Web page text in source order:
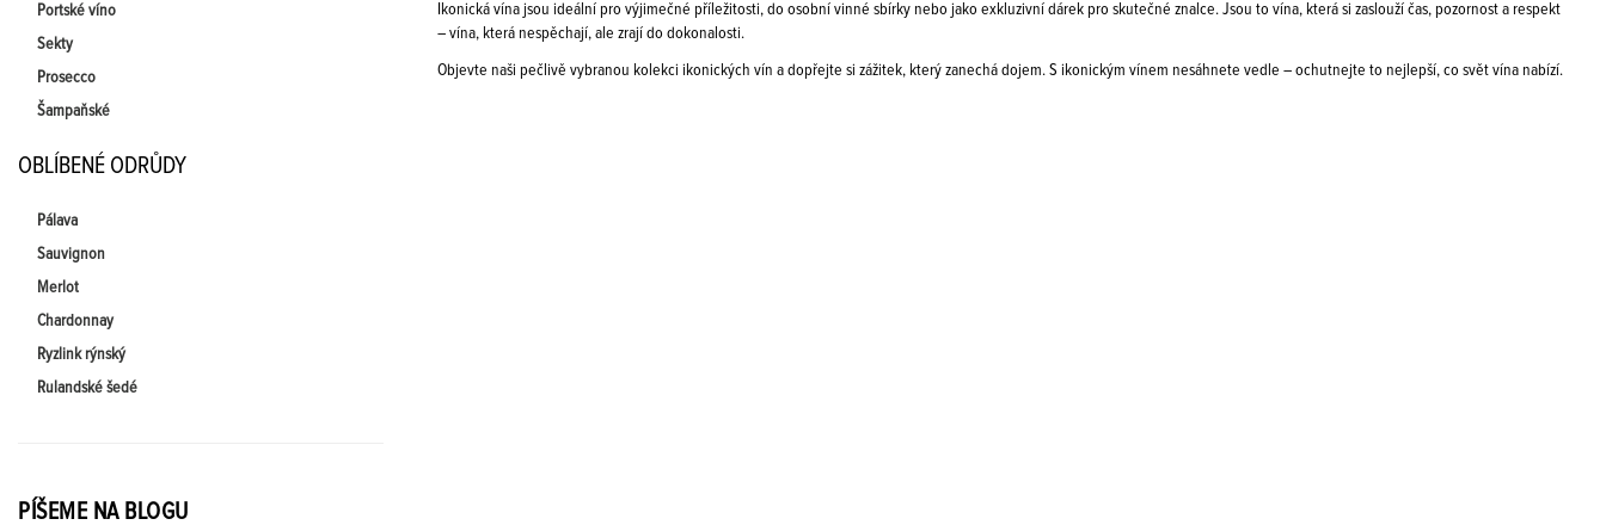
Portské víno
Sekty
Prosecco
Šampaňské
OBLÍBENÉ ODRŮDY
Pálava
Sauvignon
Merlot
Chardonnay
Ryzlink rýnský
Rulandské šedé
PÍŠEME NA BLOGU
Ikonická vína jsou ideální pro výjimečné příležitosti, do osobní vinné sbírky nebo jako exkluzivní dárek pro skutečné znalce. Jsou to vína, která si zaslouží čas, pozornost a respekt
– vína, která nespěchají, ale zrají do dokonalosti.
Objevte naši pečlivě vybranou kolekci ikonických vín a dopřejte si zážitek, který zanechá dojem. S ikonickým vínem nesáhnete vedle – ochutnejte to nejlepší, co svět vína nabízí.